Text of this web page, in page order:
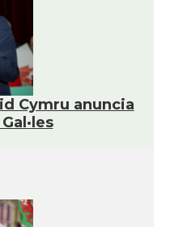
a Lincoln
a LIVERPOOL
LONDON - Londres
MILTON KEYNES
Cymru anuncia